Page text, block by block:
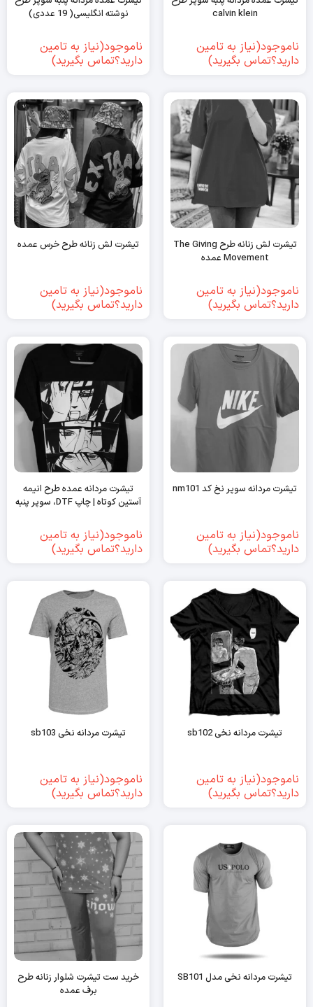
calvin klein
ناموجود(نیاز به تامین
دارید؟تماس بگیرید)
نوشته انگلیسی( 19 عددی)
ناموجود(نیاز به تامین
دارید؟تماس بگیرید)
تیشرت لش زنانه طرح The Giving
Movement عمده
ناموجود(نیاز به تامین
دارید؟تماس بگیرید)
تیشرت لش زنانه طرح خرس عمده
ناموجود(نیاز به تامین
دارید؟تماس بگیرید)
تیشرت مردانه سوپر نخ کد nm101
ناموجود(نیاز به تامین
دارید؟تماس بگیرید)
تیشرت مردانه عمده طرح انیمه
آستین کوتاه | چاپ DTF، سوپر پنبه
ناموجود(نیاز به تامین
دارید؟تماس بگیرید)
تیشرت مردانه نخی sb102
ناموجود(نیاز به تامین
دارید؟تماس بگیرید)
تیشرت مردانه نخی sb103
ناموجود(نیاز به تامین
دارید؟تماس بگیرید)
تیشرت مردانه نخی مدل SB101
خرید ست تیشرت شلوار زنانه طرح
برف عمده